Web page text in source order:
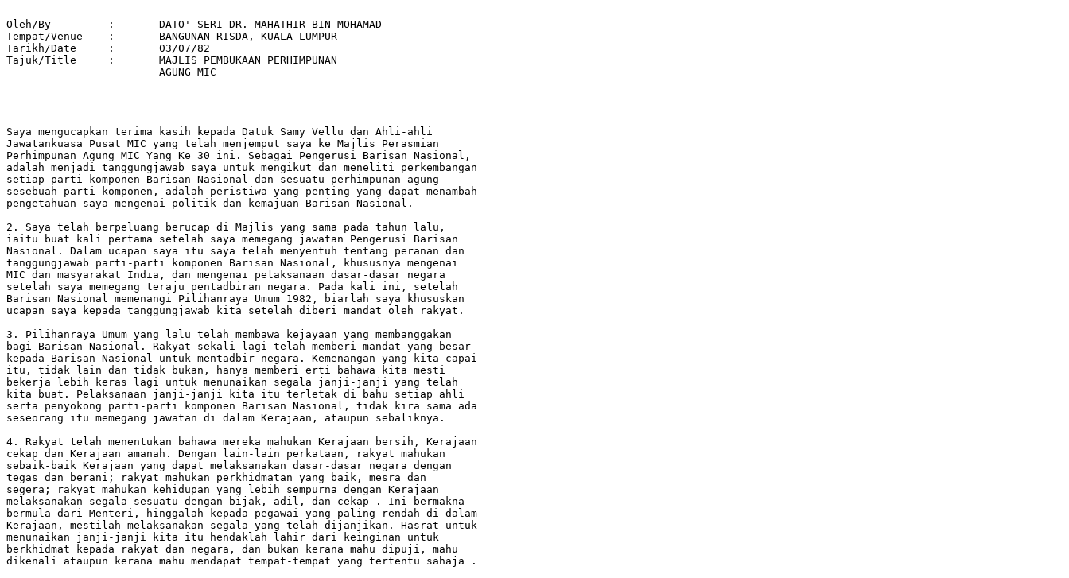
Oleh/By		:	DATO' SERI DR. MAHATHIR BIN MOHAMAD
Tempat/Venue 	: 	BANGUNAN RISDA, KUALA LUMPUR
Tarikh/Date 	: 	03/07/82
Tajuk/Title  	: 	MAJLIS PEMBUKAAN PERHIMPUNAN
Saya mengucapkan terima kasih kepada Datuk Samy Vellu dan Ahli-ahli
Jawatankuasa Pusat MIC yang telah menjemput saya ke Majlis Perasmian
Perhimpunan Agung MIC Yang Ke 30 ini. Sebagai Pengerusi Barisan Nasional,
adalah menjadi tanggungjawab saya untuk mengikut dan meneliti perkembangan
setiap parti komponen Barisan Nasional dan sesuatu perhimpunan agung
sesebuah parti komponen, adalah peristiwa yang penting yang dapat menambah
pengetahuan saya mengenai politik dan kemajuan Barisan Nasional.
2. Saya telah berpeluang berucap di Majlis yang sama pada tahun lalu,
iaitu buat kali pertama setelah saya memegang jawatan Pengerusi Barisan
Nasional. Dalam ucapan saya itu saya telah menyentuh tentang peranan dan
tanggungjawab parti-parti komponen Barisan Nasional, khususnya mengenai
MIC dan masyarakat India, dan mengenai pelaksanaan dasar-dasar negara
setelah saya memegang teraju pentadbiran negara. Pada kali ini, setelah
Barisan Nasional memenangi Pilihanraya Umum 1982, biarlah saya khususkan
ucapan saya kepada tanggungjawab kita setelah diberi mandat oleh rakyat.
3. Pilihanraya Umum yang lalu telah membawa kejayaan yang membanggakan
bagi Barisan Nasional. Rakyat sekali lagi telah memberi mandat yang besar
kepada Barisan Nasional untuk mentadbir negara. Kemenangan yang kita capai
itu, tidak lain dan tidak bukan, hanya memberi erti bahawa kita mesti
bekerja lebih keras lagi untuk menunaikan segala janji-janji yang telah
kita buat. Pelaksanaan janji-janji kita itu terletak di bahu setiap ahli
serta penyokong parti-parti komponen Barisan Nasional, tidak kira sama ada
seseorang itu memegang jawatan di dalam Kerajaan, ataupun sebaliknya.
4. Rakyat telah menentukan bahawa mereka mahukan Kerajaan bersih, Kerajaan
cekap dan Kerajaan amanah. Dengan lain-lain perkataan, rakyat mahukan
sebaik-baik Kerajaan yang dapat melaksanakan dasar-dasar negara dengan
tegas dan berani; rakyat mahukan perkhidmatan yang baik, mesra dan
segera; rakyat mahukan kehidupan yang lebih sempurna dengan Kerajaan
melaksanakan segala sesuatu dengan bijak, adil, dan cekap . Ini bermakna
bermula dari Menteri, hinggalah kepada pegawai yang paling rendah di dalam
Kerajaan, mestilah melaksanakan segala yang telah dijanjikan. Hasrat untuk
menunaikan janji-janji kita itu hendaklah lahir dari keinginan untuk
berkhidmat kepada rakyat dan negara, dan bukan kerana mahu dipuji, mahu
dikenali ataupun kerana mahu mendapat tempat-tempat yang tertentu sahaja .